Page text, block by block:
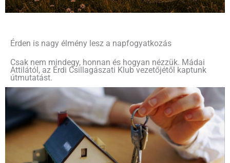
Érden is nagy élmény lesz a napfogyatkozás
Csak nem mindegy, honnan és hogyan nézzük. Mádai
Attilától, az Érdi Csillagászati Klub vezetőjétől kaptunk
útmutatást.